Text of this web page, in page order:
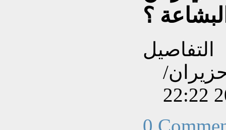
؟
التفاصيل
بتاريخ الأحد, 09 حزيران/
0